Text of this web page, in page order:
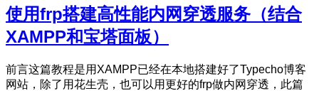
使用frp搭建高性能内网穿透服务（结合
XAMPP和宝塔面板）
前言这篇教程是用XAMPP已经在本地搭建好了Typecho博客
网站，除了用花生壳，也可以用更好的frp做内网穿透，此篇